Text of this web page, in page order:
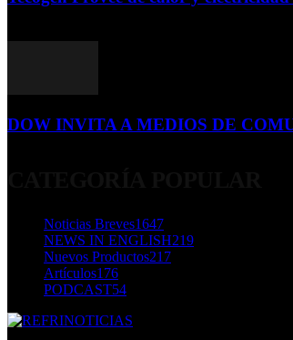
DOW INVITA A MEDIOS DE
Noticias Breves1647
NEWS IN ENGLISH219
Nuevos Productos217
Artículos176
PODCAST54